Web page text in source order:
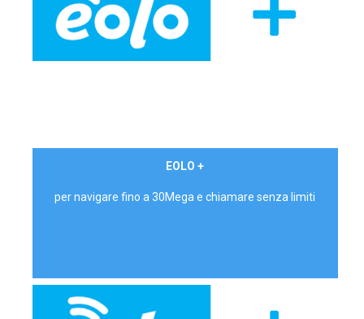
EOLO +
per navigare fino a 30Mega e chiamare senza limiti